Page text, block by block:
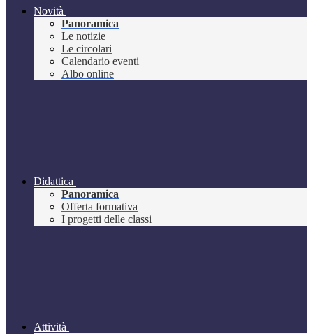
Novità
Panoramica
Le notizie
Le circolari
Calendario eventi
Albo online
Didattica
Panoramica
Offerta formativa
I progetti delle classi
Attività